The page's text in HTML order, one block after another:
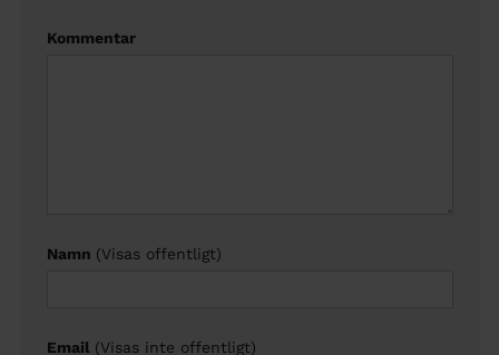
Kommentar
Namn (Visas offentligt)
Email (Visas inte offentligt)